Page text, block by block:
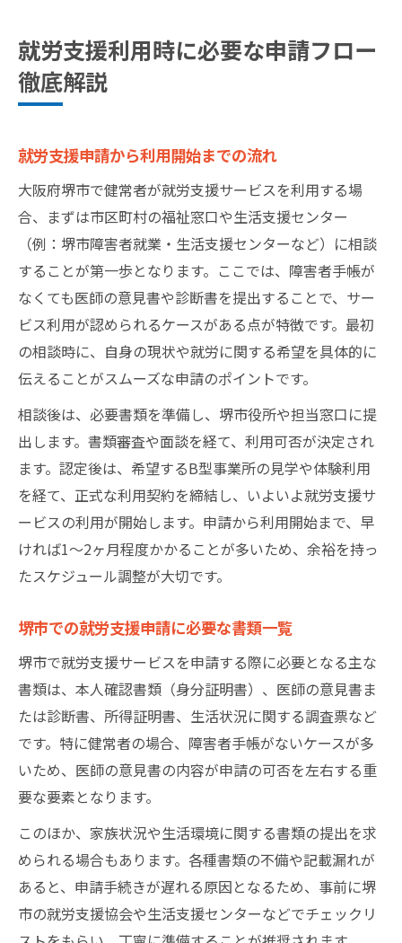
就労支援利用時に必要な申請フロー
徹底解説
就労支援申請から利用開始までの流れ
大阪府堺市で健常者が就労支援サービスを利用する場
合、まずは市区町村の福祉窓口や生活支援センター
（例：堺市障害者就業・生活支援センターなど）に相談
することが第一歩となります。ここでは、障害者手帳が
なくても医師の意見書や診断書を提出することで、サー
ビス利用が認められるケースがある点が特徴です。最初
の相談時に、自身の現状や就労に関する希望を具体的に
伝えることがスムーズな申請のポイントです。
相談後は、必要書類を準備し、堺市役所や担当窓口に提
出します。書類審査や面談を経て、利用可否が決定され
ます。認定後は、希望するB型事業所の見学や体験利用
を経て、正式な利用契約を締結し、いよいよ就労支援サ
ービスの利用が開始します。申請から利用開始まで、早
ければ1～2ヶ月程度かかることが多いため、余裕を持っ
たスケジュール調整が大切です。
堺市での就労支援申請に必要な書類一覧
堺市で就労支援サービスを申請する際に必要となる主な
書類は、本人確認書類（身分証明書）、医師の意見書ま
たは診断書、所得証明書、生活状況に関する調査票など
です。特に健常者の場合、障害者手帳がないケースが多
いため、医師の意見書の内容が申請の可否を左右する重
要な要素となります。
このほか、家族状況や生活環境に関する書類の提出を求
められる場合もあります。各種書類の不備や記載漏れが
あると、申請手続きが遅れる原因となるため、事前に堺
市の就労支援協会や生活支援センターなどでチェックリ